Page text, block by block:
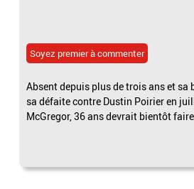
Soyez premier à commenter
Absent depuis plus de trois ans et sa
sa défaite contre Dustin Poirier en
McGregor, 36 ans devrait bientôt faire